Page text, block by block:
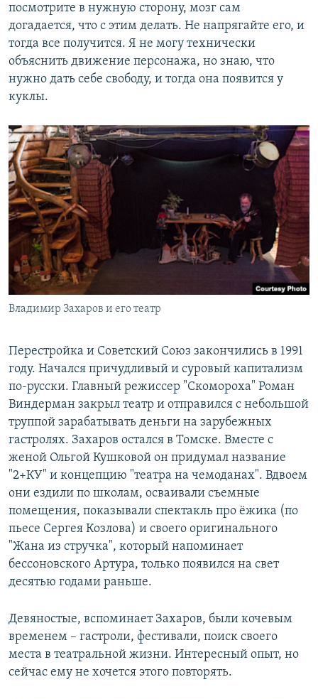
посмотрите в нужную сторону, мозг сам
догадается, что с этим делать. Не напрягайте его, и
тогда все получится. Я не могу технически
объяснить движение персонажа, но знаю, что
нужно дать себе свободу, и тогда она появится у
куклы.
Владимир Захаров и его театр
Перестройка и Советский Союз закончились в 1991
году. Начался причудливый и суровый капитализм
по-русски. Главный режиссер "Скомороха" Роман
Виндерман закрыл театр и отправился с небольшой
труппой зарабатывать деньги на зарубежных
гастролях. Захаров остался в Томске. Вместе с
женой Ольгой Кушковой он придумал название
"2+КУ" и концепцию "театра на чемоданах". Вдвоем
они ездили по школам, осваивали съемные
помещения, показывали спектакль про ёжика (по
пьесе Сергея Козлова) и своего оригинального
"Жана из стручка", который напоминает
бессоновского Артура, только появился на свет
десятью годами раньше.
Девяностые, вспоминает Захаров, были кочевым
временем – гастроли, фестивали, поиск своего
места в театральной жизни. Интересный опыт, но
сейчас ему не хочется этого повторять.